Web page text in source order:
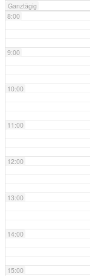
Ganztägig
8:00
9:00
10:00
11:00
12:00
13:00
14:00
15:00